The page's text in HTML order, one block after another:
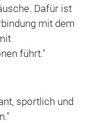
Dafür ist
mit dem
führt."
sportlich und